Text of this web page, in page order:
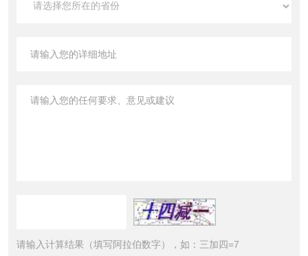
请输入计算结果（填写阿拉伯数字），如：三加四=7